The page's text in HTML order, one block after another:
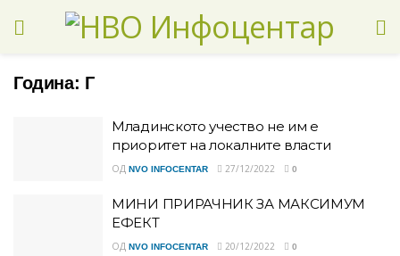
Година: Г
Младинското учество не им е
приоритет на локалните власти
ОД NVO INFOCENTAR 27/12/2022 0
МИНИ ПРИРАЧНИК ЗА МАКСИМУМ
ЕФЕКТ
ОД NVO INFOCENTAR 20/12/2022 0